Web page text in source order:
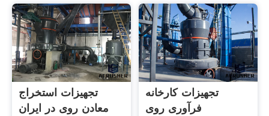
تجهیزات استخراج
معادن روی در ایران
تجهیزات کارخانه
فرآوری روی